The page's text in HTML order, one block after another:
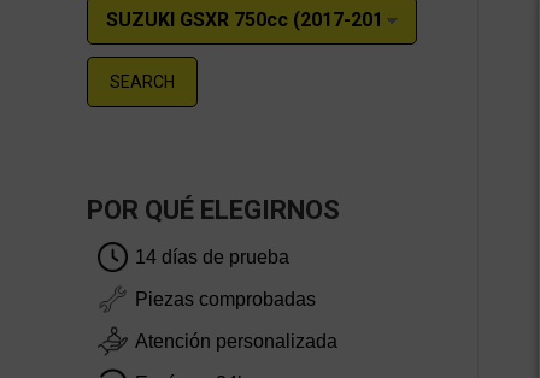
SEARCH
POR QUÉ ELEGIRNOS
14 días de prueba
Piezas comprobadas
Atención personalizada